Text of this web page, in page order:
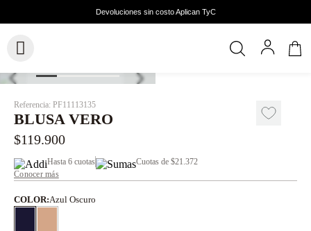
Referencia: PF11113135
BLUSA VERO
$119.900
Hasta 6 cuotas Cuotas de $21.372
Conocer más
COLOR:Azul Oscuro